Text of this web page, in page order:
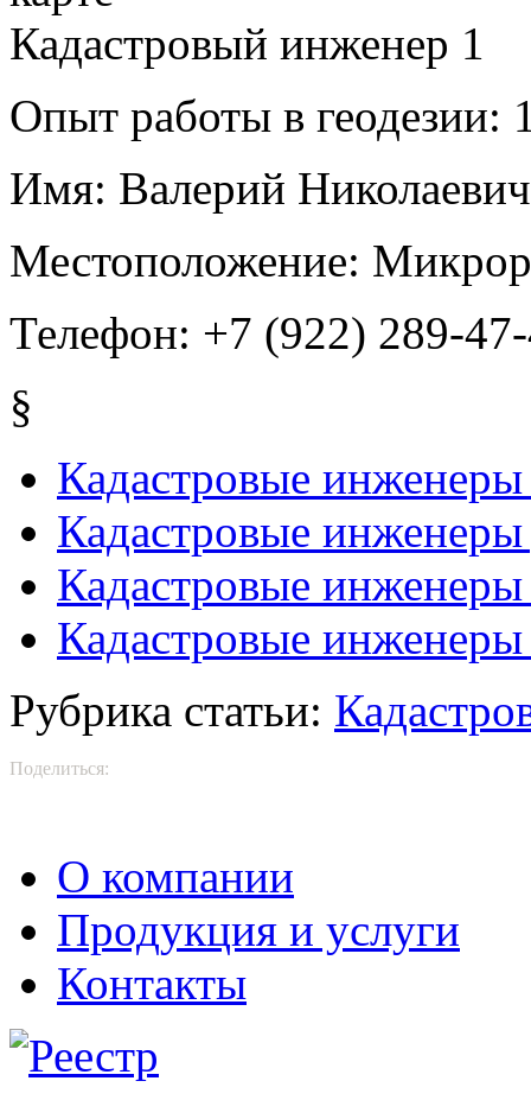
Кадастровый инженер 1
Опыт работы в геодезии:
Имя: Валерий
Местоположение:
Телефон: +7 (922) 289-
§
Кадастровые
Кадастровые
Кадастровые инженеры
Кадастровые
Рубрика статьи:
Поделиться:
О компании
Продукция и услуги
Контакты